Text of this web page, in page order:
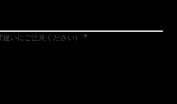
いにご注意ください）